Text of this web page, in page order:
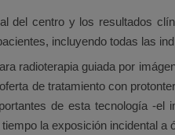
del centro y los resultados
incluyendo todas las
radioterapia guiada por
de tratamiento con
de esta tecnología -el
la exposición incidental a